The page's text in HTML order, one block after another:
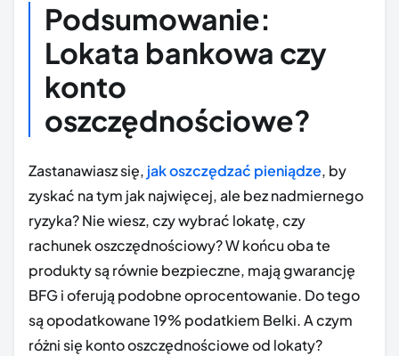
Podsumowanie:
Lokata bankowa czy
konto
oszczędnościowe?
Zastanawiasz się, jak oszczędzać pieniądze, by
zyskać na tym jak najwięcej, ale bez nadmiernego
ryzyka? Nie wiesz, czy wybrać lokatę, czy
rachunek oszczędnościowy? W końcu oba te
produkty są równie bezpieczne, mają gwarancję
BFG i oferują podobne oprocentowanie. Do tego
są opodatkowane 19% podatkiem Belki. A czym
różni się konto oszczędnościowe od lokaty?